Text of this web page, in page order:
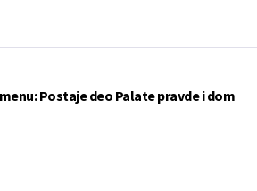
Postaje deo Palate pravde i dom